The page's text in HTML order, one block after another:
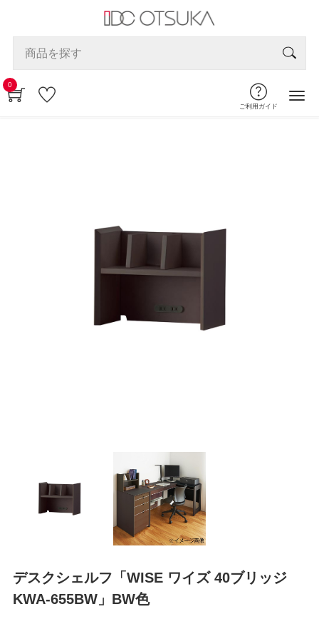
0
ご利用ガイド
デスクシェルフ「WISE ワイズ 40ブリッジ
KWA-655BW」BW色